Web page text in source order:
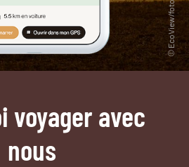
voyager avec
nous